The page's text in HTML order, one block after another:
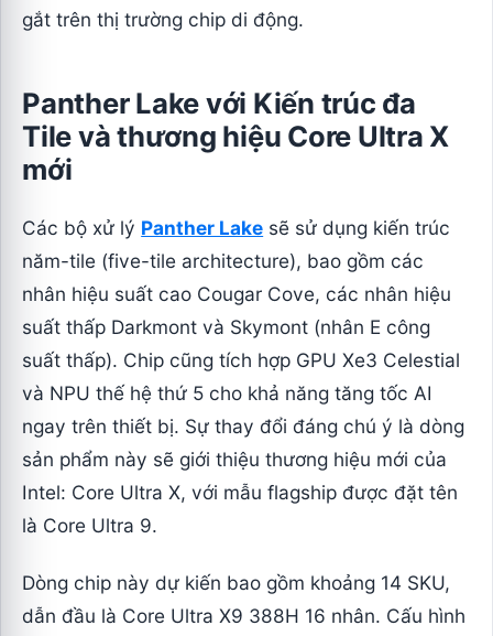
gắt trên thị trường chip di động.
Panther Lake với Kiến trúc đa
Tile và thương hiệu Core Ultra X
mới
Các bộ xử lý Panther Lake sẽ sử dụng kiến trúc
năm-tile (five-tile architecture), bao gồm các
nhân hiệu suất cao Cougar Cove, các nhân hiệu
suất thấp Darkmont và Skymont (nhân E công
suất thấp). Chip cũng tích hợp GPU Xe3 Celestial
và NPU thế hệ thứ 5 cho khả năng tăng tốc AI
ngay trên thiết bị. Sự thay đổi đáng chú ý là dòng
sản phẩm này sẽ giới thiệu thương hiệu mới của
Intel: Core Ultra X, với mẫu flagship được đặt tên
là Core Ultra 9.
Dòng chip này dự kiến bao gồm khoảng 14 SKU,
dẫn đầu là Core Ultra X9 388H 16 nhân. Cấu hình